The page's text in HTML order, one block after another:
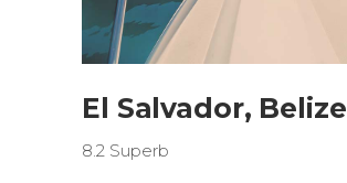
El Salvador, Belize
8.2 Superb